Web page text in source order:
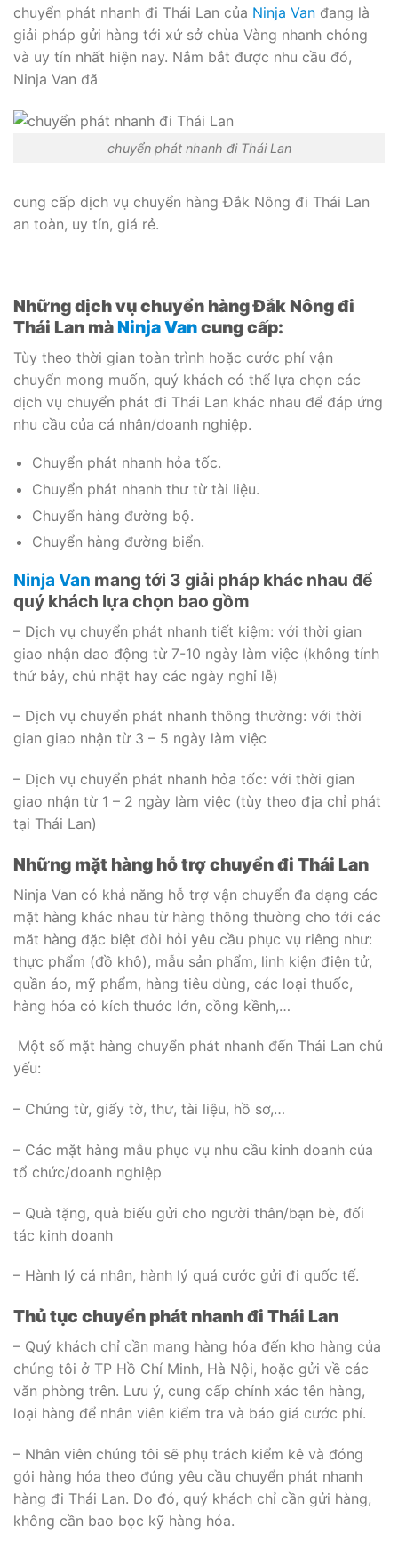
chuyển phát nhanh đi Thái Lan của Ninja Van đang là
giải pháp gửi hàng tới xứ sở chùa Vàng nhanh chóng
và uy tín nhất hiện nay. Nắm bắt được nhu cầu đó,
Ninja Van đã
chuyển phát nhanh đi Thái Lan
cung cấp dịch vụ chuyển hàng Đắk Nông đi Thái Lan
an toàn, uy tín, giá rẻ.
Những dịch vụ chuyển hàng Đắk Nông đi
Thái Lan màNinja Vancung cấp:
Tùy theo thời gian toàn trình hoặc cước phí vận
chuyển mong muốn, quý khách có thể lựa chọn các
dịch vụ chuyển phát đi Thái Lan khác nhau để đáp ứng
nhu cầu của cá nhân/doanh nghiệp.
Chuyển phát nhanh hỏa tốc.
Chuyển phát nhanh thư từ tài liệu.
Chuyển hàng đường bộ.
Chuyển hàng đường biển.
Ninja Van mang tới 3 giải pháp khác nhau để
quý khách lựa chọn bao gồm
– Dịch vụ chuyển phát nhanh tiết kiệm: với thời gian
giao nhận dao động từ 7-10 ngày làm việc (không tính
thứ bảy, chủ nhật hay các ngày nghỉ lễ)
– Dịch vụ chuyển phát nhanh thông thường: với thời
gian giao nhận từ 3 – 5 ngày làm việc
– Dịch vụ chuyển phát nhanh hỏa tốc: với thời gian
giao nhận từ 1 – 2 ngày làm việc (tùy theo địa chỉ phát
tại Thái Lan)
Những mặt hàng hỗ trợ chuyển đi Thái Lan
Ninja Van có khả năng hỗ trợ vận chuyển đa dạng các
mặt hàng khác nhau từ hàng thông thường cho tới các
măt hàng đặc biệt đòi hỏi yêu cầu phục vụ riêng như:
thực phẩm (đồ khô), mẫu sản phẩm, linh kiện điện tử,
quần áo, mỹ phẩm, hàng tiêu dùng, các loại thuốc,
hàng hóa có kích thước lớn, cồng kềnh,…
Một số mặt hàng chuyển phát nhanh đến Thái Lan chủ
yếu:
– Chứng từ, giấy tờ, thư, tài liệu, hồ sơ,…
– Các mặt hàng mẫu phục vụ nhu cầu kinh doanh của
tổ chức/doanh nghiệp
– Quà tặng, quà biếu gửi cho người thân/bạn bè, đối
tác kinh doanh
– Hành lý cá nhân, hành lý quá cước gửi đi quốc tế.
Thủ tục chuyển phát nhanh đi Thái Lan
– Quý khách chỉ cần mang hàng hóa đến kho hàng của
chúng tôi ở TP Hồ Chí Minh, Hà Nội, hoặc gửi về các
văn phòng trên. Lưu ý, cung cấp chính xác tên hàng,
loại hàng để nhân viên kiểm tra và báo giá cước phí.
– Nhân viên chúng tôi sẽ phụ trách kiểm kê và đóng
gói hàng hóa theo đúng yêu cầu chuyển phát nhanh
hàng đi Thái Lan. Do đó, quý khách chỉ cần gửi hàng,
không cần bao bọc kỹ hàng hóa.